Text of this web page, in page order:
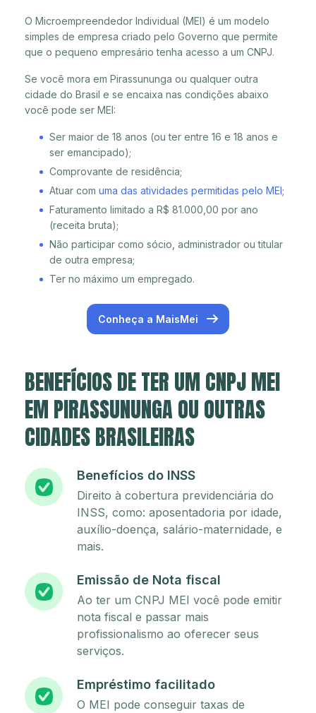
O Microempreendedor Individual (MEI) é um modelo
simples de empresa criado pelo Governo que permite
que o pequeno empresário tenha acesso a um CNPJ.
Se você mora em Pirassununga ou qualquer outra
cidade do Brasil e se encaixa nas condições abaixo
você pode ser MEI:
Ser maior de 18 anos (ou ter entre 16 e 18 anos e
ser emancipado);
Comprovante de residência;
Atuar com uma das atividades permitidas pelo MEI;
Faturamento limitado a R$ 81.000,00 por ano
(receita bruta);
Não participar como sócio, administrador ou titular
de outra empresa;
Ter no máximo um empregado.
Conheça a MaisMei
BENEFÍCIOS DE TER UM CNPJ MEI
EM PIRASSUNUNGA OU OUTRAS
CIDADES BRASILEIRAS
Benefícios do INSS
Direito à cobertura previdenciária do
INSS, como: aposentadoria por idade,
auxílio-doença, salário-maternidade, e
mais.
Emissão de Nota fiscal
Ao ter um CNPJ MEI você pode emitir
nota fiscal e passar mais
profissionalismo ao oferecer seus
serviços.
Empréstimo facilitado
O MEI pode conseguir taxas de